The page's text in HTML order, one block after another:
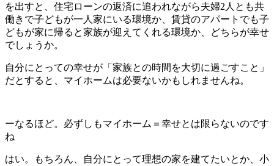
を出すと、住宅ローンの返済に追われながら夫婦2人とも共
働きで子どもが一人家にいる環境か、賃貸のアパートでも子
どもが家に帰ると家族が迎えてくれる環境か、どちらが幸せ
でしょうか。
自分にとっての幸せが「家族との時間を大切に過ごすこと」
だとすると、マイホームは必要ないかもしれませんね。
ーなるほど。必ずしもマイホーム＝幸せとは限らないのです
ね
はい。もちろん、自分にとって理想の家を建てたいとか、小